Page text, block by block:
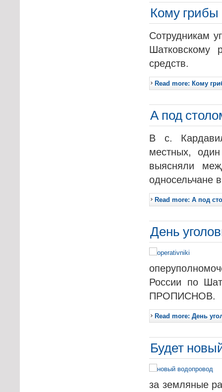
Кому грибы
Сотрудникам
Шатковскому
средств.
Read more: Кому
А под
В с.
местных,
выясняли
односельчане
Read more: А под
День
России по
ПРОПИСНОВ.
Read more: День
Будет
за земляные